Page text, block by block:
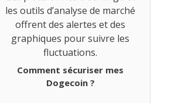
les outils d’analyse de marché
offrent des alertes et des
graphiques pour suivre les
fluctuations.
Comment sécuriser mes
Dogecoin ?